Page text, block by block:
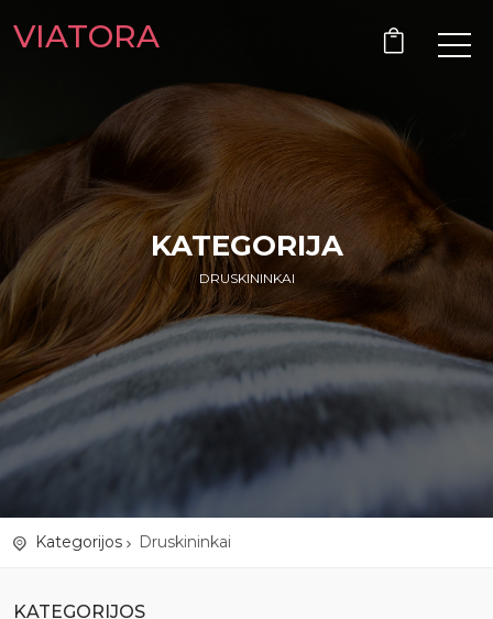
VIATORA
KATEGORIJA
DRUSKININKAI
Kategorijos Druskininkai
KATEGORIJOS